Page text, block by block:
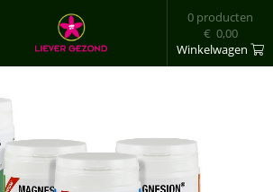
0 producten
€ 0,00
Winkelwagen